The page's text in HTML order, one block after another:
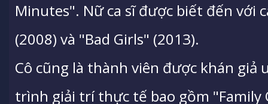
Minutes". Nữ ca sĩ được biết đến với
(2008) và "Bad Girls" (2013).
Cô cũng là thành viên được khán giả
trình giải trí thực tế bao gồm "Family